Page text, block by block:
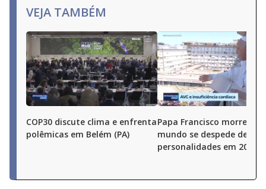
VEJA TAMBÉM
COP30 discute clima e enfrenta
polêmicas em Belém (PA)
Papa Francisco morre e o
mundo se despede de
personalidades em 2025